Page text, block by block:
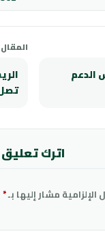
اترك تعليق
الإلزامية مشار إليها بـ*